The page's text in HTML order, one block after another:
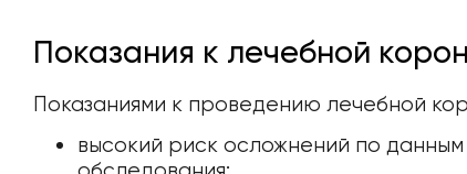
Показания к лечебной
Показаниями к проведению лечебной
высокий риск осложнений по данным